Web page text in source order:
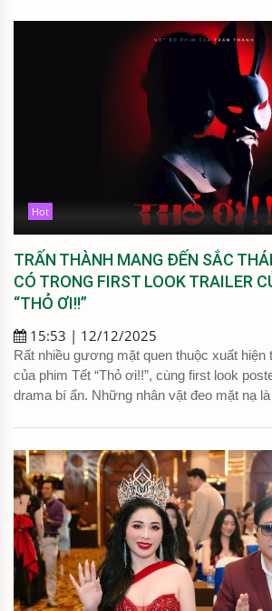
Hot
TRẤN THÀNH MANG ĐẾN SẮC
CÓ TRONG FIRST LOOK TRAILER
“THỎ ƠI!!”
15:53 | 12/12/2025
Rất nhiều gương mặt quen thuộc xuất hiện
của phim Tết “Thỏ ơi!!”, cùng first look
drama bí ẩn. Những nhân vật đeo mặt nạ